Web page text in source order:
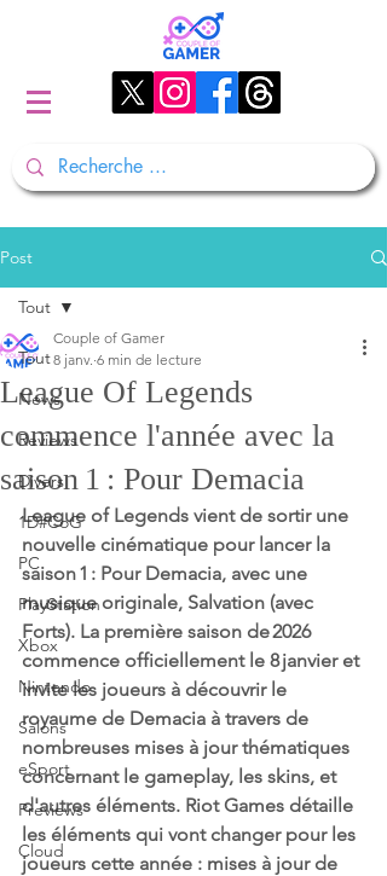
Post
Tout
News
Reviews
Divers
1D#CoG
PC
PlayStation
Xbox
Nintendo
Salons
eSport
Previews
Cloud
Tout
League Of Legends
commence l'année avec la
saison 1 : Pour Demacia
Couple of Gamer
8 janv. 6 min de lecture
League of Legends vient de sortir une ​​
nouvelle cinématique pour lancer la
saison 1 : Pour Demacia, avec une
musique originale, Salvation (avec
Forts). La première saison de 2026
commence officiellement le 8 janvier et
invite les joueurs à découvrir le
royaume de Demacia à travers de
nombreuses mises à jour thématiques
concernant le gameplay, les skins, et
d'autres éléments. Riot Games détaille
les éléments qui vont changer pour les
joueurs cette année : mises à jour de